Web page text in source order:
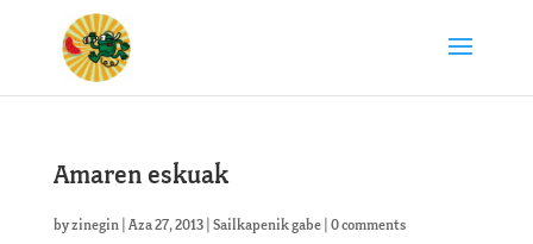
Amaren eskuak
byzinegin| Aza 27, 2013| Sailkapenik gabe| 0 comments